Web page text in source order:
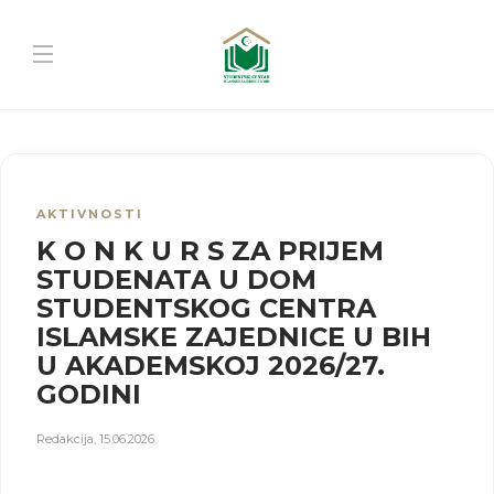
AKTIVNOSTI
K O N K U R S ZA PRIJEM
STUDENATA U DOM
STUDENTSKOG CENTRA
ISLAMSKE ZAJEDNICE U BIH
U AKADEMSKOJ 2026/27.
GODINI
Redakcija, 15.06.2026.